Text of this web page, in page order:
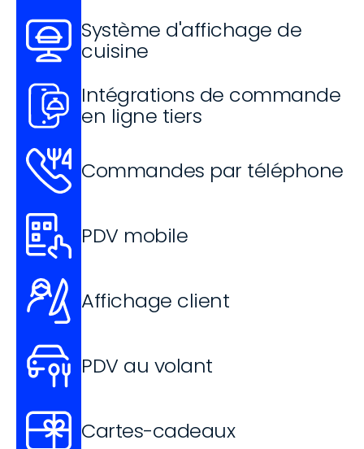
Système d'affichage de
cuisine
Intégrations de commande
en ligne tiers
Commandes par téléphone
PDV mobile
Affichage client
PDV au volant
Cartes-cadeaux